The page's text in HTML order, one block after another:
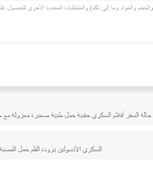
حالة السفر أقلام السكري حقيبة حمل طبية صغيرة معزولة مع
السكري الأنسولين برودة القلم حمل